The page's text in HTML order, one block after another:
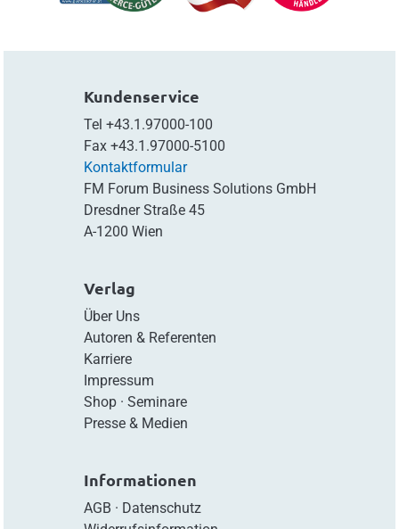
Kundenservice
Tel +43.1.97000-100
Fax +43.1.97000-5100
Kontaktformular
FM Forum Business Solutions GmbH
Dresdner Straße 45
A-1200 Wien
Verlag
Über Uns
Autoren & Referenten
Karriere
Impressum
Shop· Seminare
Presse & Medien
Informationen
AGB · Datenschutz